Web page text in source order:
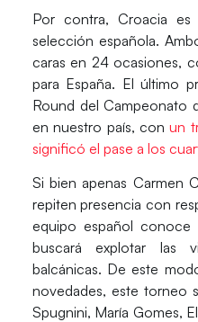
Por contra,Croaciaes
selección española.
caras en 24 ocasiones,
para España. El último
Round delCampeonato
en nuestro país, conun
significó el pase a los
Si bien apenas Carmen
repiten presencia con
equipo español conoce
buscará explotar las
balcánicas. De este
novedades, este torneo
Spugnini, María Gomes,